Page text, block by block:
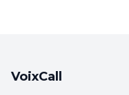
VoixCall